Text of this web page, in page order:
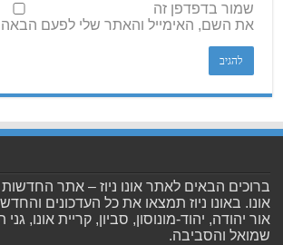
שמור בדפדפן זה
את השם, האימייל והאתר שלי לפעם
ברוכים הבאים לאתר אונו ניוז – אתר
אונו. באונו ניוז תמצאו את כל העדכונים
אור יהודה, יהוד-מונוסון, סביון, קריית אונו,
שמואל והסביבה.